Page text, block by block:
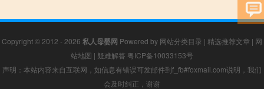
Copyright © 2012 - 2026 私人母婴网 Powered by 网站分类目录 | 精选推荐文章 | 网
站地图 | 疑难解答 粤ICP备10033153号
声明：本站内容来自互联网，如信息有错误可发邮件到f_fb#foxmail.com说明，我们
会及时纠正，谢谢